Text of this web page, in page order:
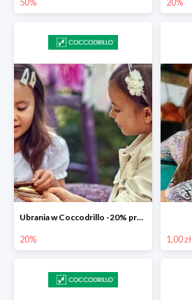
Ubrania w Coccodrillo -20% przy koszyku 200 zł
20% 1.00 zł